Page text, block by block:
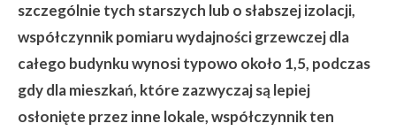
szczególnie tych starszych lub o słabszej izolacji,
współczynnik pomiaru wydajności grzewczej dla
całego budynku wynosi typowo około 1,5, podczas
gdy dla mieszkań, które zazwyczaj są lepiej
osłonięte przez inne lokale, współczynnik ten